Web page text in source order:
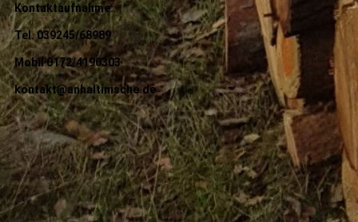
Kontaktaufnahme:
Tel. 039245/68989
Mobil 0172/4190303
kontakt@anhaltinische.de